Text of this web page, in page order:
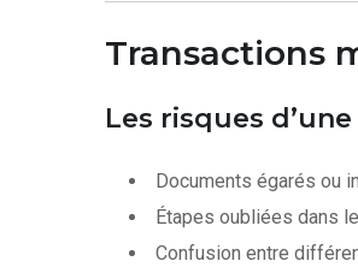
Transactions
Les risques
Documents égarés ou
Étapes oubliées dans
Confusion entre